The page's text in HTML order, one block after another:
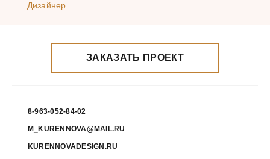
Дизайнер
ЗАКАЗАТЬ ПРОЕКТ
8-963-052-84-02
M_KURENNOVA@MAIL.RU
KURENNOVADESIGN.RU